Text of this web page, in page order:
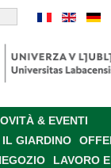
& EVENTI
IL GIARDINO
LAVORO